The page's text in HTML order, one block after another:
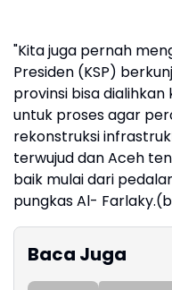
"Kita juga pernah
Presiden (KSP)
provinsi bisa dialihkan
untuk proses agar
rekonstruksi
terwujud dan Aceh
baik mulai dari
pungkas Al-
Baca Juga